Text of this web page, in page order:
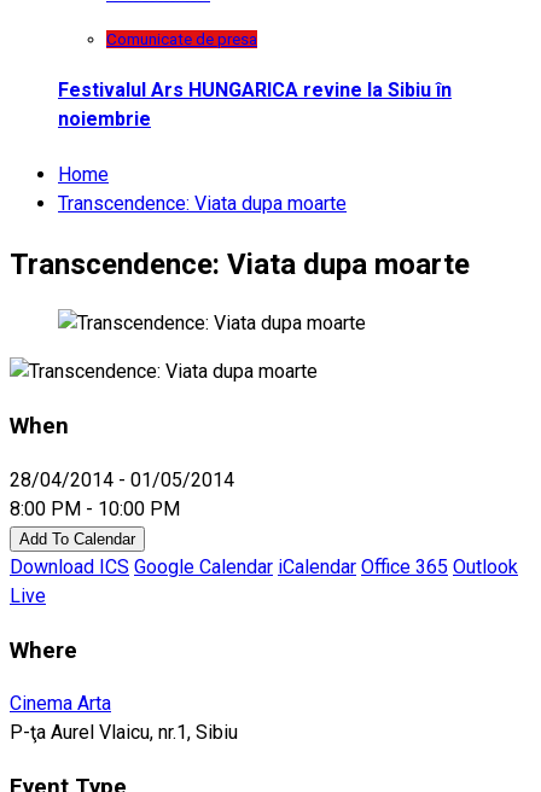
Comunicate de presa
Festivalul Ars HUNGARICA revine la Sibiu în
noiembrie
Home
Transcendence: Viata dupa moarte
Transcendence: Viata dupa moarte
When
28/04/2014 - 01/05/2014
8:00 PM - 10:00 PM
Add To Calendar
Download ICS Google Calendar iCalendar Office 365 Outlook
Live
Where
Cinema Arta
P-ţa Aurel Vlaicu, nr.1, Sibiu